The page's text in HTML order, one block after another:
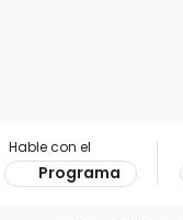
Hable con el
Programa